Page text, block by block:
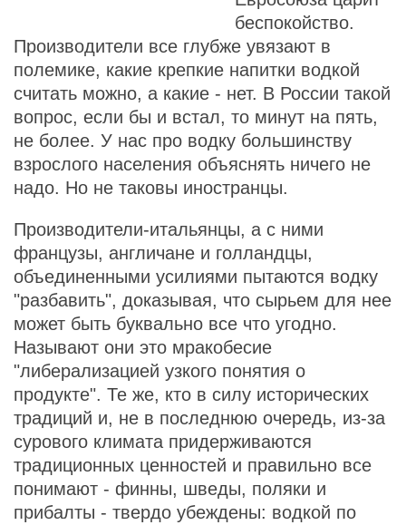
беспокойство.
Производители все глубже увязают в
полемике, какие крепкие напитки водкой
считать можно, а какие - нет. В России такой
вопрос, если бы и встал, то минут на пять,
не более. У нас про водку большинству
взрослого населения объяснять ничего не
надо. Но не таковы иностранцы.
Производители-итальянцы, а с ними
французы, англичане и голландцы,
объединенными усилиями пытаются водку
"разбавить", доказывая, что сырьем для нее
может быть буквально все что угодно.
Называют они это мракобесие
"либерализацией узкого понятия о
продукте". Те же, кто в силу исторических
традиций и, не в последнюю очередь, из-за
сурового климата придерживаются
традиционных ценностей и правильно все
понимают - финны, шведы, поляки и
прибалты - твердо убеждены: водкой по